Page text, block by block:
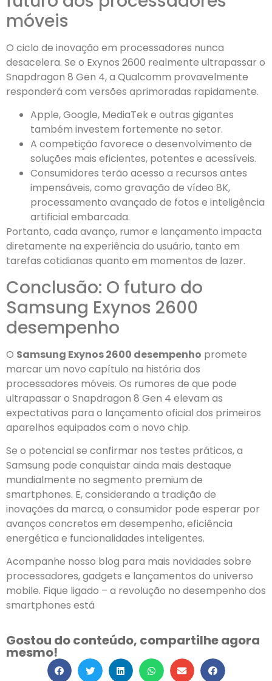
móveis
O ciclo de inovação em processadores nunca
desacelera. Se o Exynos 2600 realmente ultrapassar o
Snapdragon 8 Gen 4, a Qualcomm provavelmente
responderá com versões aprimoradas rapidamente.
Apple, Google, MediaTek e outras gigantes
também investem fortemente no setor.
A competição favorece o desenvolvimento de
soluções mais eficientes, potentes e acessíveis.
Consumidores terão acesso a recursos antes
impensáveis, como gravação de vídeo 8K,
processamento avançado de fotos e inteligência
artificial embarcada.
Portanto, cada avanço, rumor e lançamento impacta
diretamente na experiência do usuário, tanto em
tarefas cotidianas quanto em momentos de lazer.
Conclusão: O futuro do
Samsung Exynos 2600
desempenho
O Samsung Exynos 2600 desempenho promete
marcar um novo capítulo na história dos
processadores móveis. Os rumores de que pode
ultrapassar o Snapdragon 8 Gen 4 elevam as
expectativas para o lançamento oficial dos primeiros
aparelhos equipados com o novo chip.
Se o potencial se confirmar nos testes práticos, a
Samsung pode conquistar ainda mais destaque
mundialmente no segmento premium de
smartphones. E, considerando a tradição de
inovações da marca, o consumidor pode esperar por
avanços concretos em desempenho, eficiência
energética e funcionalidades inteligentes.
Acompanhe nosso blog para mais novidades sobre
processadores, gadgets e lançamentos do universo
mobile. Fique ligado – a revolução no desempenho dos
smartphones está
Gostou do conteúdo, compartilhe agora
mesmo!